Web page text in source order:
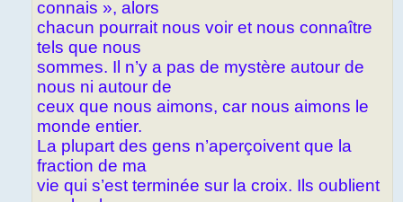
connais », alors
chacun pourrait nous voir et nous connaître
tels que nous
sommes. Il n’y a pas de mystère autour de
nous ni autour de
ceux que nous aimons, car nous aimons le
monde entier.
La plupart des gens n’aperçoivent que la
fraction de ma
vie qui s’est terminée sur la croix. Ils oublient